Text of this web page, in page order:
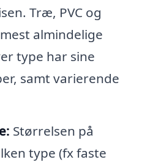
Træ, PVC og
almindelige
type har sine
samt varierende
Størrelsen på
type (fx faste